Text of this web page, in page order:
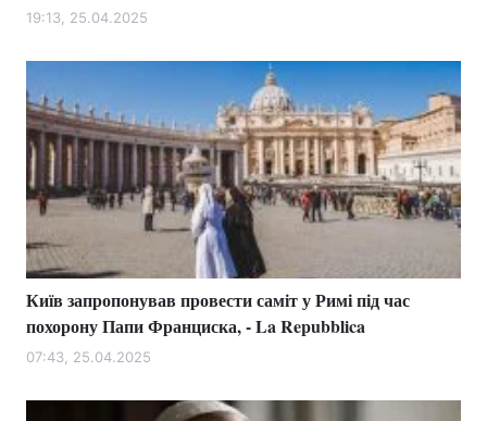
19:13, 25.04.2025
Київ запропонував провести саміт у Римі під час
похорону Папи Франциска, - La Repubblica
07:43, 25.04.2025